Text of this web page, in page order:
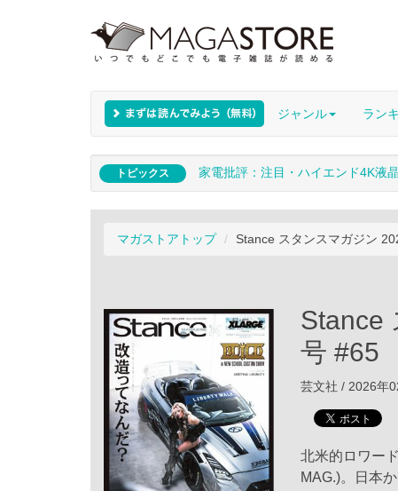
ジャンル ラン
トピックス 家電批評：注目・ハイエンド4K液
マガストアトップ Stance スタンスマガジン
Stance
号 #65
芸文社 / 2026年
北米的ロワー
MAG.)。日本